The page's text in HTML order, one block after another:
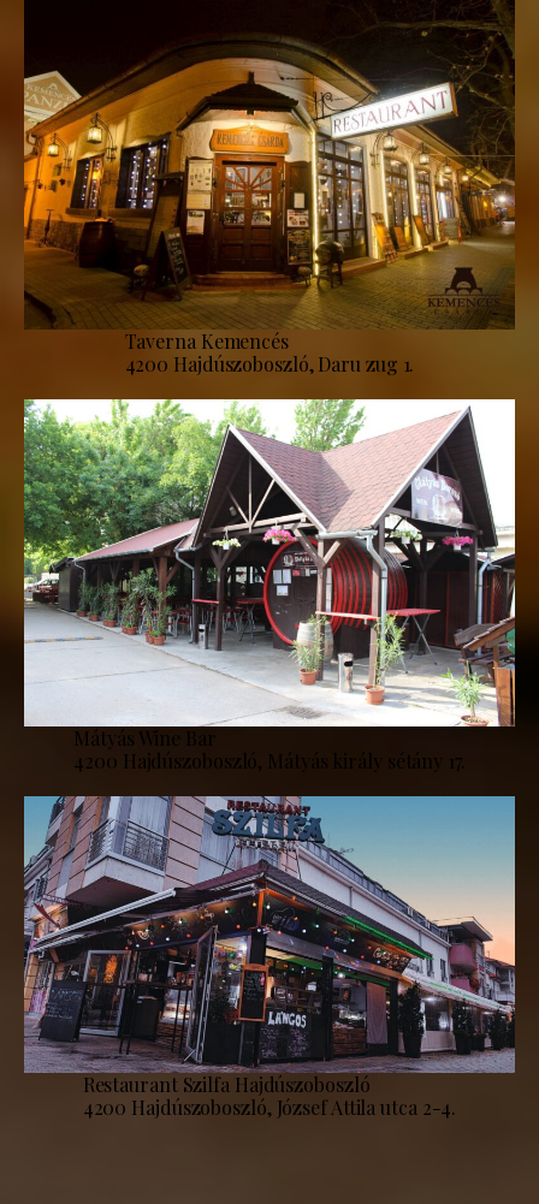
Taverna Kemencés
4200 Hajdúszoboszló, Daru zug 1.
Mátyás Wine Bar
4200 Hajdúszoboszló, Mátyás király sétány 17.
Restaurant Szilfa Hajdúszoboszló
4200 Hajdúszoboszló, József Attila utca 2-4.